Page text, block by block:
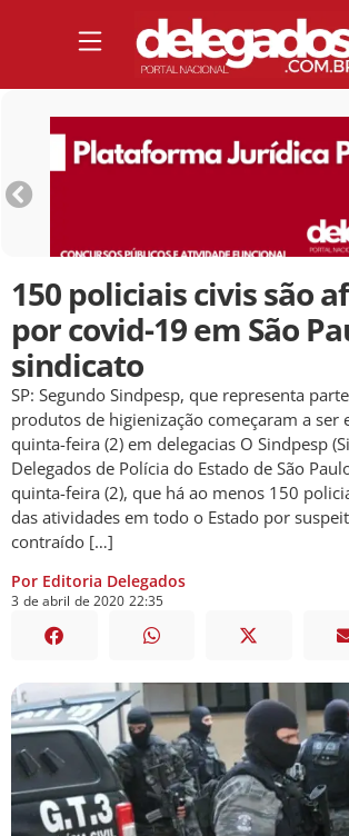
150 policiais civis são
por covid-19 em São
sindicato
SP: Segundo Sindpesp, que representa
produtos de higienização começaram a ser
quinta-feira (2) em delegacias O Sindpesp
Delegados de Polícia do Estado de São
quinta-feira (2), que há ao menos 150
das atividades em todo o Estado por
contraído […]
Por Editoria Delegados
3 de abril de 2020 22:35